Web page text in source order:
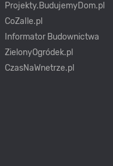
Projekty.BudujemyDom.pl
CoZaIle.pl
Informator Budownictwa
ZielonyOgródek.pl
CzasNaWnetrze.pl